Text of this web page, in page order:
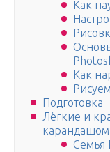
Как
Как
Подготовка
Лёгкие и
карандашом
Семья